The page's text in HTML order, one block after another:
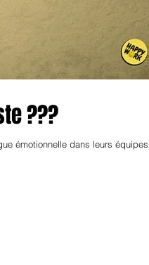
???
émotionnelle dans leurs